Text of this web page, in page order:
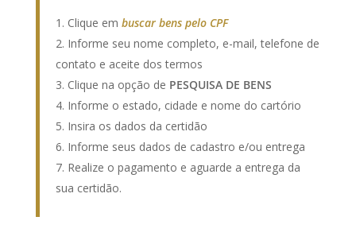
Clique em buscar bens pelo CPF
Informe seu nome completo, e-mail, telefone de
contato e aceite dos termos
Clique na opção de PESQUISA DE BENS
Informe o estado, cidade e nome do cartório
Insira os dados da certidão
Informe seus dados de cadastro e/ou entrega
Realize o pagamento e aguarde a entrega da
sua certidão.